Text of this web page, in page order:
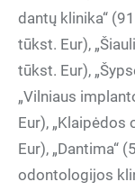
dantų klinika“
tūkst. Eur),
tūkst. Eur),
„Vilniaus
Eur),
Eur), „Dantima“
odontologijos